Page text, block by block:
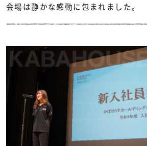
会場は静かな感動に包まれました。